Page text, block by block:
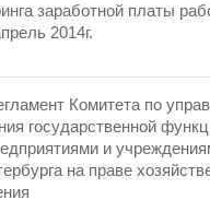
заработной платы
2014г.
Комитета по
государственной
и
на праве